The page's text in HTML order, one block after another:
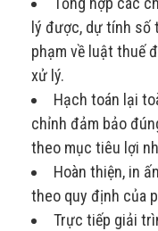
lý được, dự tính số
phạm về luật thuế
xử lý.
Hạch toán lại
chỉnh đảm bảo
theo mục tiêu lợi
Hoàn thiện, in
theo quy định của
Trực tiếp giải